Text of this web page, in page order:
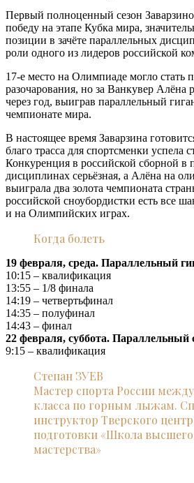
Первый полноценный сезон
победу на этапе Кубка мира,
позиции в зачёте параллельных
роли одного из лидеров российской
17-е место на Олимпиаде могло стать
разочарования, но за Ванкувер Алёна
через год, выиграв параллельный
чемпионате мира.
В настоящее время Заварзина
благо трасса для спортсменки успела
Конкуренция в российской сборной в
дисциплинах серьёзная, а Алёна на
выиграла два золота чемпионата
российской сноубордистки есть все
и на Олимпийских играх.
Когда болеть
19 февраля, среда. Параллельный
10:15 – квалификация
13:55 – 1/8 финала
14:19 – четвертьфинал
14:35 – полуфинал
14:43 – финал
22 февраля, суббота. Параллельный
9:15 – квалификация
Степан ЗУЕВ
Мастер спорта России
класса по горным лыжам.
инструктор Тверского
подготовки «Школа
мастерства»